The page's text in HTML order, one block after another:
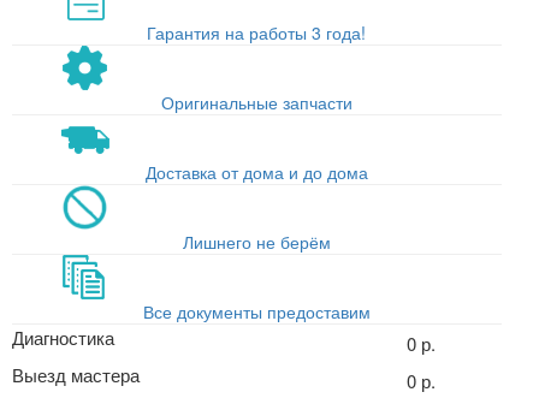
Гарантия на работы 3 года!
Оригинальные запчасти
Доставка от дома и до дома
Лишнего не берём
Все документы предоставим
Диагностика
0 р.
Выезд мастера
0 р.